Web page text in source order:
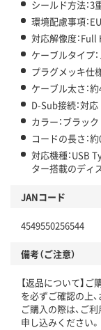
シールド方法：3
環境配慮事項：
対応解像度：Full
ケーブルタイプ
プラグメッキ仕
ケーブル太さ：
D-Sub接続：対応
カラー：ブラック
コードの長さ：
対応機種：USB
ター搭載のディ
JANコード
4549550256544
備考（ご注意）
【返品について】ご
を必ずご確認の上
ご購入の際は、ご利
申し込みください。